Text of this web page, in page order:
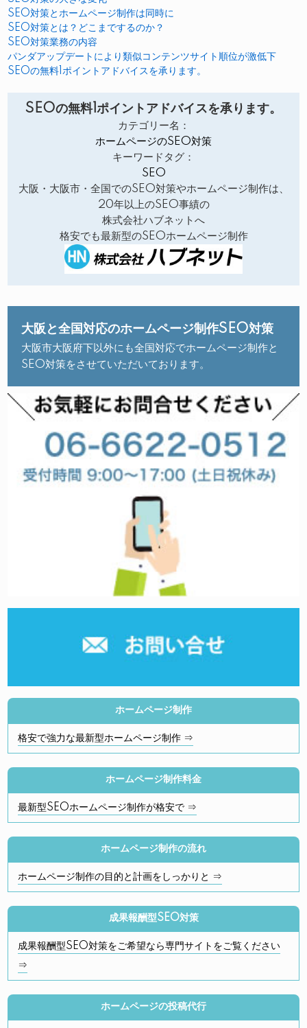
SEO対策とホームページ制作は同時に
SEO対策とは？どこまでするのか？
SEO対策業務の内容
パンダアップデートにより類似コンテンツサイト順位が激低下
SEOの無料1ポイントアドバイスを承ります。
SEOの無料1ポイントアドバイスを承ります。
カテゴリー名：
ホームページのSEO対策
キーワードタグ：
SEO
大阪・大阪市・全国でのSEO対策やホームページ制作は、
20年以上のSEO事績の
株式会社ハブネットへ
格安でも最新型のSEOホームページ制作
大阪と全国対応のホームページ制作SEO対策
大阪市大阪府下以外にも全国対応でホームページ制作と
SEO対策をさせていただいております。
ホームページ制作
格安で強力な最新型ホームページ制作 ⇒
ホームページ制作料金
最新型SEOホームページ制作が格安で ⇒
ホームページ制作の流れ
ホームページ制作の目的と計画をしっかりと ⇒
成果報酬型SEO対策
成果報酬型SEO対策をご希望なら専門サイトをご覧ください
⇒
ホームページの投稿代行